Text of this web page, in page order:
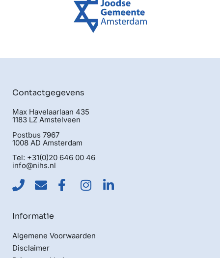
Contactgegevens
Max Havelaarlaan 435
1183 LZ Amstelveen
Postbus 7967
1008 AD Amsterdam
Tel: +31(0)20 646 00 46
info@nihs.nl
Informatie
Algemene Voorwaarden
Disclaimer